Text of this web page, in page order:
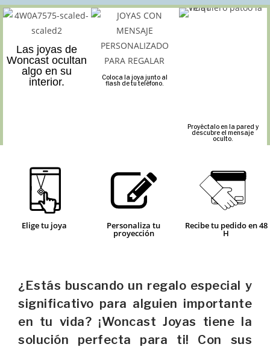
Las joyas de
Woncast ocultan
algo en su
interior.
Coloca la joya junto al
flash de tu teléfono.
Proyéctalo en la pared y
descubre el mensaje
oculto.
Elige tu joya Personaliza tu
proyección
Recibe tu pedido en 48
H
¿Estás buscando un regalo especial y
significativo para alguien importante
en tu vida? ¡Woncast Joyas tiene la
solución perfecta para ti! Con sus